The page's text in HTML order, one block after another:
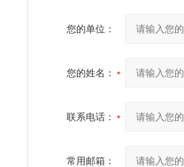
您的单位：
您的姓名：
联系电话：
常用邮箱：